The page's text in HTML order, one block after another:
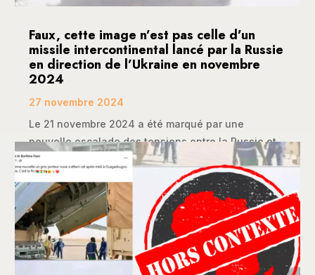
Faux, cette image n’est pas celle d’un
missile intercontinental lancé par la Russie
en direction de l’Ukraine en novembre
2024
27 novembre 2024
Le 21 novembre 2024 a été marqué par une
nouvelle escalade des tensions entre la Russie et...